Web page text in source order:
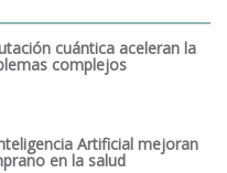
cuántica aceleran la
complejos
Artificial mejoran
en la salud